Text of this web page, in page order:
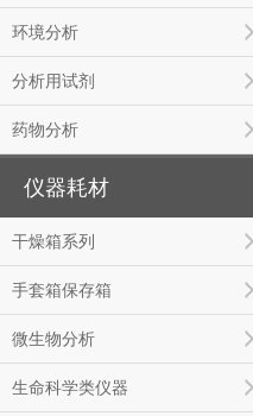
环境分析
分析用试剂
药物分析
仪器耗材
干燥箱系列
手套箱保存箱
微生物分析
生命科学类仪器